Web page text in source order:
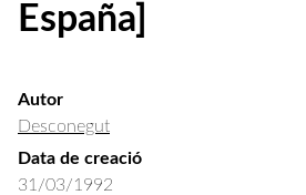
España]
Autor
Desconegut
Data de creació
31/03/1992